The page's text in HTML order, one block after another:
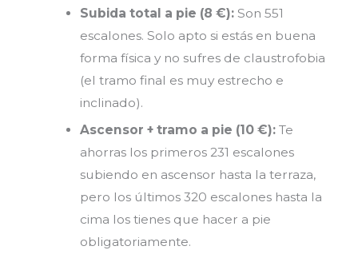
Subida total a pie (8 €): Son 551
escalones. Solo apto si estás en buena
forma física y no sufres de claustrofobia
(el tramo final es muy estrecho e
inclinado).
Ascensor + tramo a pie (10 €): Te
ahorras los primeros 231 escalones
subiendo en ascensor hasta la terraza,
pero los últimos 320 escalones hasta la
cima los tienes que hacer a pie
obligatoriamente.